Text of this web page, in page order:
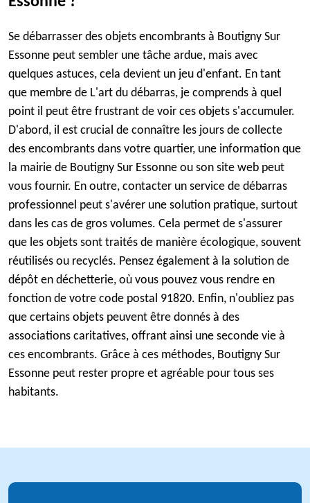
Se débarrasser des objets encombrants à Boutigny Sur
Essonne peut sembler une tâche ardue, mais avec
quelques astuces, cela devient un jeu d'enfant. En tant
que membre de L'art du débarras, je comprends à quel
point il peut être frustrant de voir ces objets s'accumuler.
D'abord, il est crucial de connaître les jours de collecte
des encombrants dans votre quartier, une information que
la mairie de Boutigny Sur Essonne ou son site web peut
vous fournir. En outre, contacter un service de débarras
professionnel peut s'avérer une solution pratique, surtout
dans les cas de gros volumes. Cela permet de s'assurer
que les objets sont traités de manière écologique, souvent
réutilisés ou recyclés. Pensez également à la solution de
dépôt en déchetterie, où vous pouvez vous rendre en
fonction de votre code postal 91820. Enfin, n'oubliez pas
que certains objets peuvent être donnés à des
associations caritatives, offrant ainsi une seconde vie à
ces encombrants. Grâce à ces méthodes, Boutigny Sur
Essonne peut rester propre et agréable pour tous ses
habitants.